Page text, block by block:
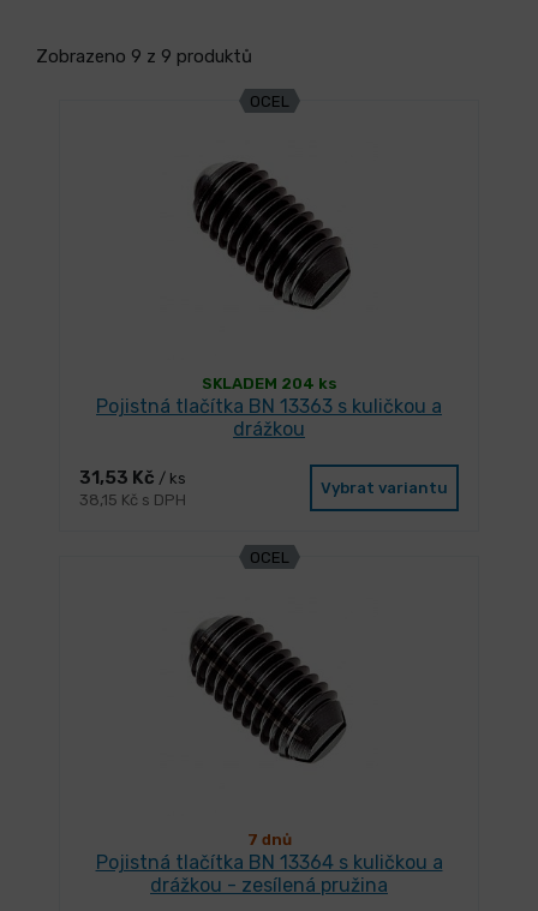
Zobrazeno 9 z 9 produktů
OCEL
SKLADEM 204 ks
Pojistná tlačítka BN 13363 s kuličkou a
drážkou
31,53 Kč / ks
38,15 Kč s DPH
Vybrat variantu
OCEL
7 dnů
Pojistná tlačítka BN 13364 s kuličkou a
drážkou - zesílená pružina